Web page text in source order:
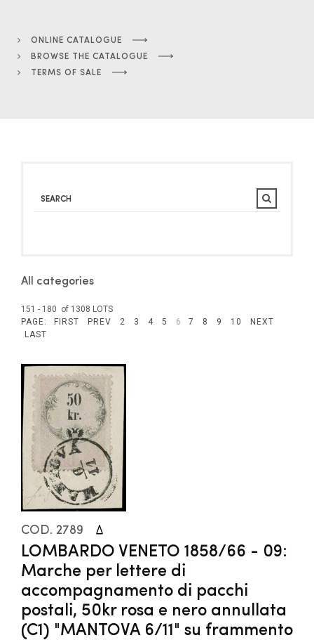
ONLINE CATALOGUE
BROWSE THE CATALOGUE
TERMS OF SALE
All categories
151 - 180 of 1308 LOTS
PAGE:
FIRST PREV 2 3 4 5 6 7 8 9 10
NEXT
LAST
COD. 2789
LOMBARDO VENETO 1858/66 - 09:
Marche per lettere di
accompagnamento di pacchi
postali, 50kr rosa e nero annullata
(C1) "MANTOVA 6/11" su frammento